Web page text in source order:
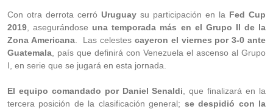
Con otra derrota cerró Uruguay su participación en la Fed Cup
2019 , asegurándose una temporada más en el Grupo II de la
Zona Americana. Las celestescayeron el viernes por 3-0 ante
Guatemala , país que definirá con Venezuela el ascenso al Grupo
I, en serie que se jugará en esta jornada.
El equipo comandado por Daniel Senaldi , que finalizará en la
tercera posición de la clasificación general; se despidió con la